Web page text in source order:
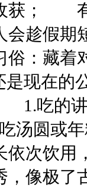
获； 有
假期
：藏着
是现在的
吃的讲
汤圆或
依次饮
像极了